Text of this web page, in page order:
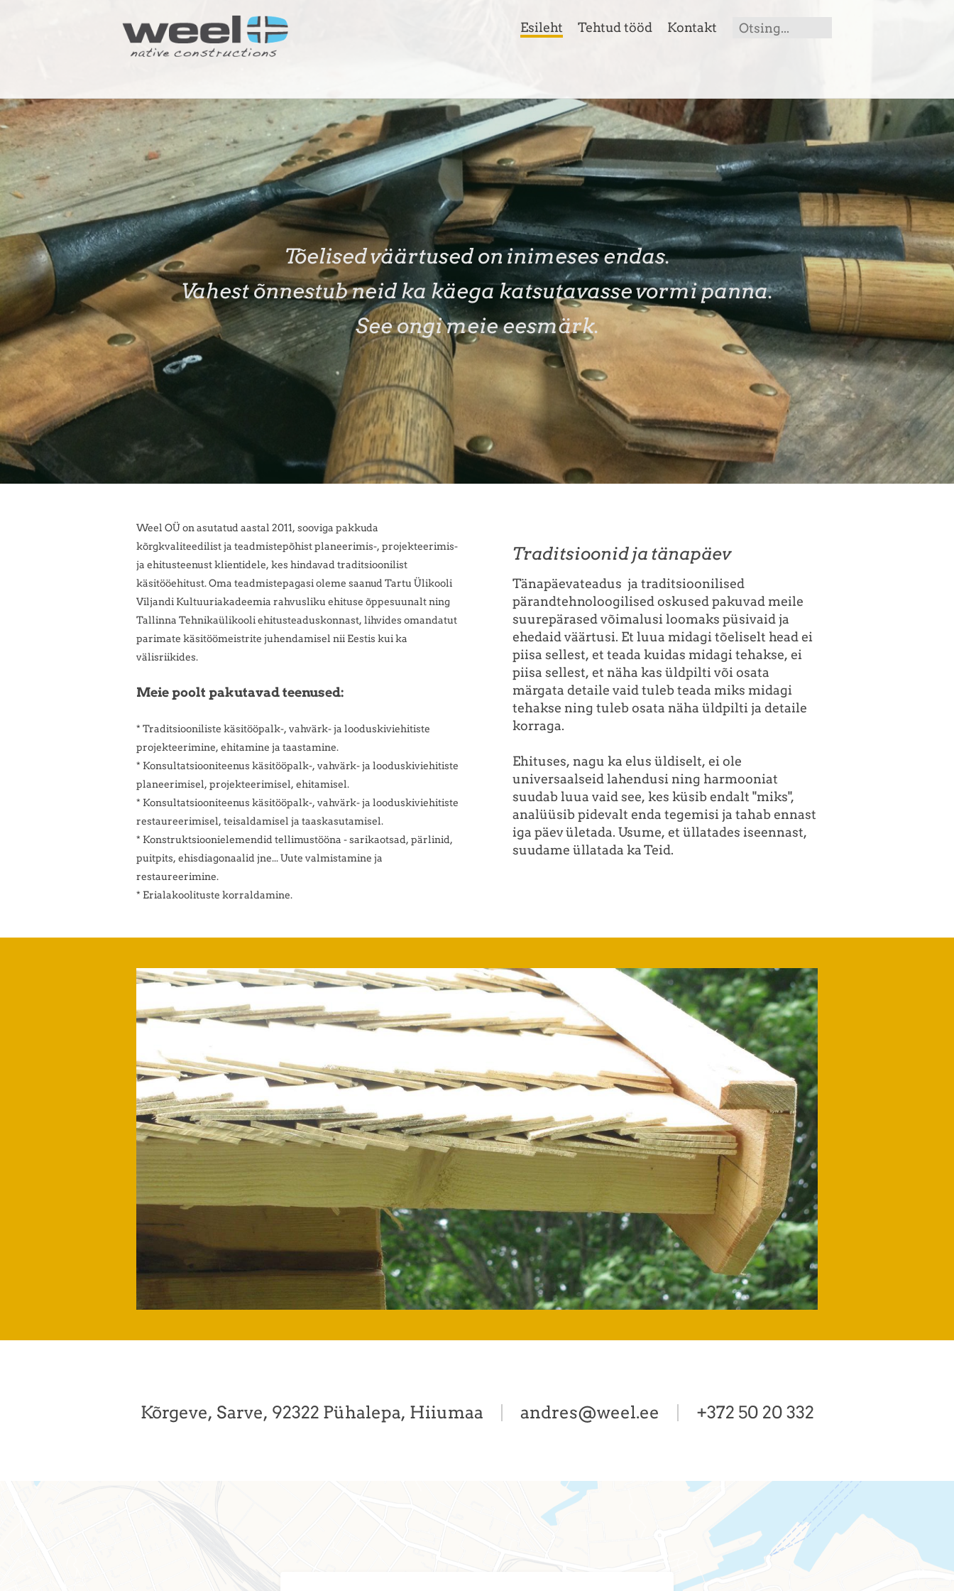
Esileht Tehtud tööd Kontakt
Tõelised väärtused on inimeses endas.
Vahest õnnestub neid ka käega katsutavasse vormi panna.
See ongi meie eesmärk.
Weel OÜ on asutatud aastal 2011, sooviga pakkuda
kõrgkvaliteedilist ja teadmistepõhist planeerimis-, projekteerimis-
ja ehitusteenust klientidele, kes hindavad traditsioonilist
käsitööehitust. Oma teadmistepagasi oleme saanud Tartu Ülikooli
Viljandi Kultuuriakadeemia rahvusliku ehituse õppesuunalt ning
Tallinna Tehnikaülikooli ehitusteaduskonnast, lihvides omandatut
parimate käsitöömeistrite juhendamisel nii Eestis kui ka
välisriikides.
Meie poolt pakutavad teenused:
* Traditsiooniliste käsitööpalk-, vahvärk- ja looduskiviehitiste
projekteerimine, ehitamine ja taastamine.
* Konsultatsiooniteenus käsitööpalk-, vahvärk- ja looduskiviehitiste
planeerimisel, projekteerimisel, ehitamisel.
* Konsultatsiooniteenus käsitööpalk-, vahvärk- ja looduskiviehitiste
restaureerimisel, teisaldamisel ja taaskasutamisel.
* Konstruktsioonielemendid tellimustööna - sarikaotsad, pärlinid,
puitpits, ehisdiagonaalid jne... Uute valmistamine ja
restaureerimine.
* Erialakoolituste korraldamine.
Traditsioonid ja tänapäev
Tänapäevateadus ja traditsioonilised
pärandtehnoloogilised oskused pakuvad meile
suurepärased võimalusi loomaks püsivaid ja
ehedaid väärtusi. Et luua midagi tõeliselt head ei
piisa sellest, et teada kuidas midagi tehakse, ei
piisa sellest, et näha kas üldpilti või osata
märgata detaile vaid tuleb teada miks midagi
tehakse ning tuleb osata näha üldpilti ja detaile
korraga.
Ehituses, nagu ka elus üldiselt, ei ole
universaalseid lahendusi ning harmooniat
suudab luua vaid see, kes küsib endalt "miks",
analüüsib pidevalt enda tegemisi ja tahab ennast
iga päev ületada. Usume, et üllatades iseennast,
suudame üllatada ka Teid.
Kõrgeve, Sarve, 92322 Pühalepa, Hiiumaa andres@weel.ee +372 50 20 332